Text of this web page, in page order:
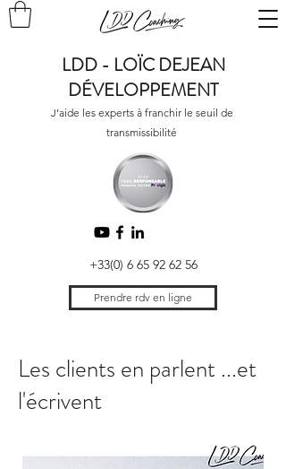
Prendre rdv en ligne
+33(0) 6 65 92 62 56
LDD - LOÏC DEJEAN
DÉVELOPPEMENT
J’aide les experts à franchir le seuil de
transmissibilité
Les clients en parlent ...et
l'écrivent